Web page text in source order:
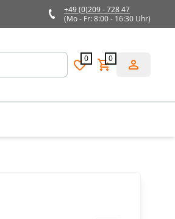
+49 (0)209 - 728 47
(Mo - Fr: 8:00 - 16:30 Uhr)
0 0